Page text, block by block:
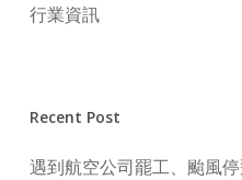
行業資訊
Recent Post
遇到航空公司罷工、颱風